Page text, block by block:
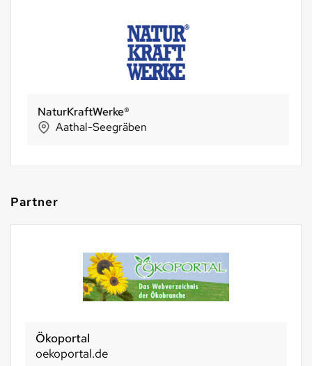
NaturKraftWerke®
Aathal-Seegräben
Partner
Ökoportal
oekoportal.de